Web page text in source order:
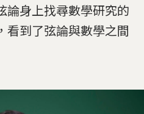
論身上找尋數學研究的
看到了弦論與數學之間